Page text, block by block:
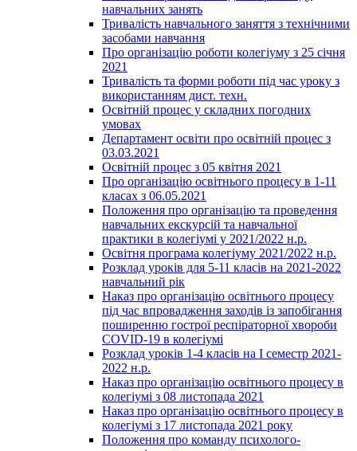
навчальних занять
Тривалість навчального заняття з технічними
засобами навчання
Про організацію роботи колегіуму з 25 січня
2021
Тривалість та форми роботи під час уроку з
використанням дист. техн.
Освітній процес у складних погодних
умовах
Департамент освіти про освітній процес з
03.03.2021
Освітній процес з 05 квітня 2021
Про організацію освітнього процесу в 1-11
класах з 06.05.2021
Положення про організацію та проведення
навчальних екскурсій та навчальної
практики в колегіумі у 2021/2022 н.р.
Освітня програма колегіуму 2021/2022 н.р.
Розклад уроків для 5-11 класів на 2021-2022
навчальний рік
Наказ про організацію освітнього процесу
під час впровадження заходів із запобігання
поширенню гострої респіраторної хвороби
COVID-19 в колегіумі
Розклад уроків 1-4 класів на І семестр 2021-
2022 н.р.
Наказ про організацію освітнього процесу в
колегіумі з 08 листопада 2021
Наказ про організацію освітнього процесу в
колегіумі з 17 листопада 2021 року
Положення про команду психолого-